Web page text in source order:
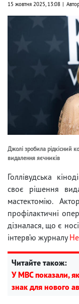
15 жовтня 2025, 13:08
Джолі зробила рідкісний
видалення яєчників
Голлівудська
своє рішення
мастектомію.
профілактичні
дізналася, що є
інтерв’ю журналу
Читайте також:
У МВС показали,
знак для нового